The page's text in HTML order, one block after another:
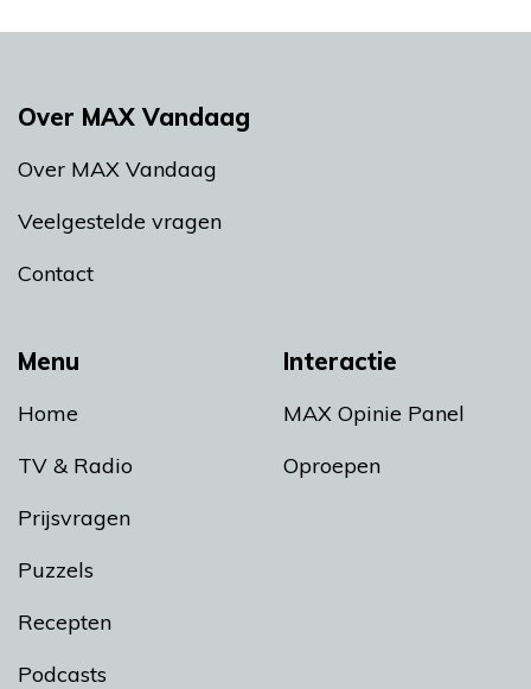
Menu
Home
TV & Radio
Prijsvragen
Puzzels
Recepten
Podcasts
Interactie
MAX Opinie Panel
Oproepen
Over MAX Vandaag
Over MAX Vandaag
Veelgestelde vragen
Contact